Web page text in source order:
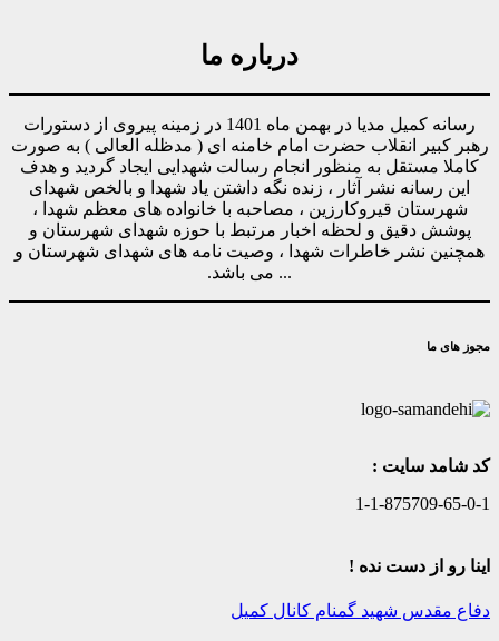
درباره ما
رسانه کمیل مدیا در بهمن ماه 1401 در زمینه پیروی از دستورات
رهبر کبیر انقلاب حضرت امام خامنه ای ( مدظله العالی ) به صورت
کاملا مستقل به منظور انجام رسالت شهدایی ایجاد گردید و هدف
این رسانه نشر آثار ، زنده نگه داشتن یاد شهدا و بالخص شهدای
شهرستان قیروکارزین ، مصاحبه با خانواده های معظم شهدا ،
پوشش دقیق و لحظه اخبار مرتبط با حوزه شهدای شهرستان و
همچنین نشر خاطرات شهدا ، وصیت نامه های شهدای شهرستان و
... می باشد.
مجوز های ما
کد شامد سایت :
1-1-875709-65-0-1
اینا رو از دست نده !
دفاع مقدس شهید گمنام کانال کمیل